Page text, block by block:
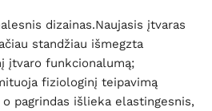
dizainas.Naujasis įtvaras
standžiau išmegzta
įtvaro funkcionalumą;
fiziologinį teipavimą
pagrindas išlieka elastingesnis,